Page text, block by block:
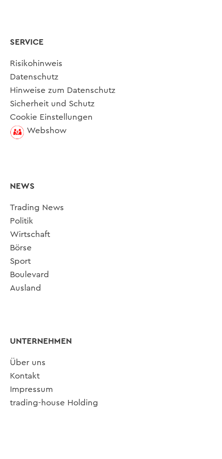
SERVICE
Risikohinweis
Datenschutz
Hinweise zum Datenschutz
Sicherheit und Schutz
Cookie Einstellungen
Webshow
NEWS
Trading News
Politik
Wirtschaft
Börse
Sport
Boulevard
Ausland
UNTERNEHMEN
Über uns
Kontakt
Impressum
trading-house Holding